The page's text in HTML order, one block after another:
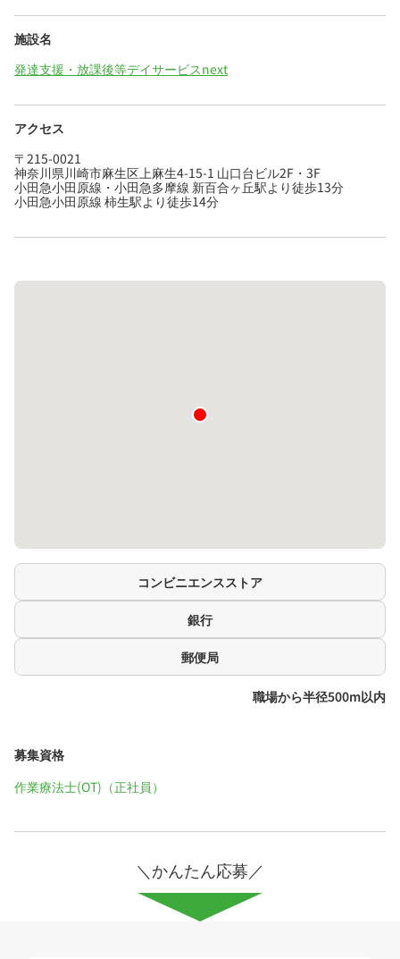
施設名
発達支援・放課後等デイサービスnext
アクセス
〒215-0021
神奈川県川崎市麻生区上麻生4-15-1 山口台ビル2F・3F
小田急小田原線・小田急多摩線 新百合ヶ丘駅より徒歩13分
小田急小田原線 柿生駅より徒歩14分
コンビニエンスストア
銀行
郵便局
職場から半径500m以内
募集資格
作業療法士(OT)（正社員）
＼かんたん応募／